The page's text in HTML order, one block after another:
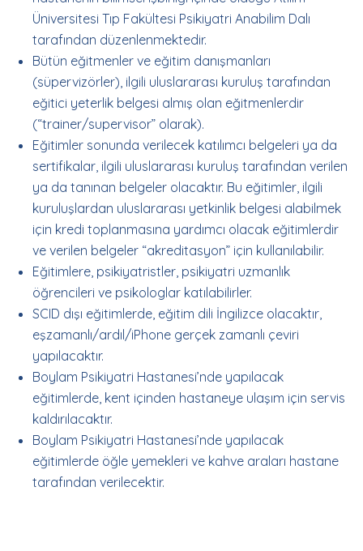
Üniversitesi Tıp Fakültesi Psikiyatri Anabilim Dalı
tarafından düzenlenmektedir.
Bütün eğitmenler ve eğitim danışmanları
(süpervizörler), ilgili uluslararası kuruluş tarafından
eğitici yeterlik belgesi almış olan eğitmenlerdir
(“trainer/supervisor” olarak).
Eğitimler sonunda verilecek katılımcı belgeleri ya da
sertifikalar, ilgili uluslararası kuruluş tarafından verilen
ya da tanınan belgeler olacaktır. Bu eğitimler, ilgili
kuruluşlardan uluslararası yetkinlik belgesi alabilmek
için kredi toplanmasına yardımcı olacak eğitimlerdir
ve verilen belgeler “akreditasyon” için kullanılabilir.
Eğitimlere, psikiyatristler, psikiyatri uzmanlık
öğrencileri ve psikologlar katılabilirler.
SCID dışı eğitimlerde, eğitim dili İngilizce olacaktır,
eşzamanlı/ardıl/iPhone gerçek zamanlı çeviri
yapılacaktır.
Boylam Psikiyatri Hastanesi’nde yapılacak
eğitimlerde, kent içinden hastaneye ulaşım için servis
kaldırılacaktır.
Boylam Psikiyatri Hastanesi’nde yapılacak
eğitimlerde öğle yemekleri ve kahve araları hastane
tarafından verilecektir.